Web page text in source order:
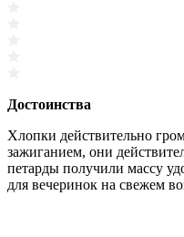
Достоинства
Хлопки действительно
зажиганием, они
петарды получили массу
для вечеринок на свежем